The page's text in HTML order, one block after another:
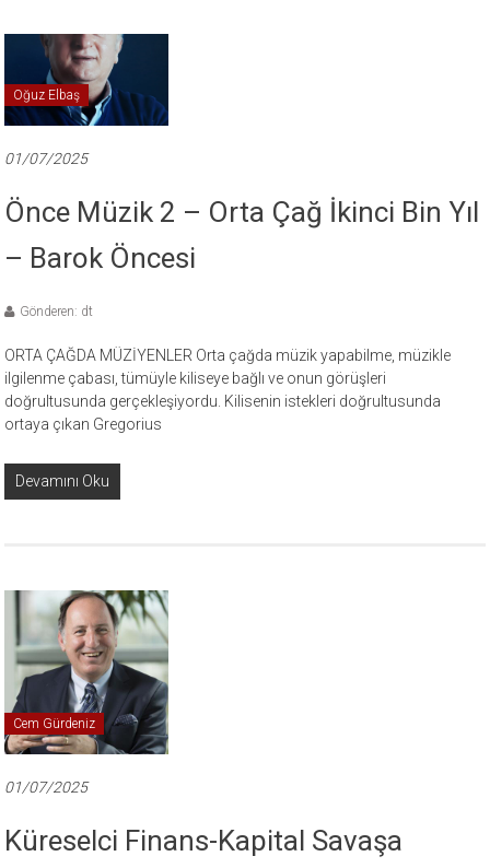
Oğuz Elbaş
01/07/2025
Önce Müzik 2 – Orta Çağ İkinci Bin Yıl
– Barok Öncesi
Gönderen: dt
ORTA ÇAĞDA MÜZİYENLER Orta çağda müzik yapabilme, müzikle
ilgilenme çabası, tümüyle kiliseye bağlı ve onun görüşleri
doğrultusunda gerçekleşiyordu. Kilisenin istekleri doğrultusunda
ortaya çıkan Gregorius
Devamını Oku
Cem Gürdeniz
01/07/2025
Küreselci Finans-Kapital Savaşa